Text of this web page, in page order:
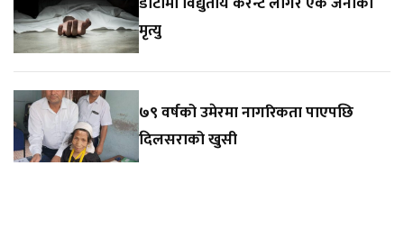
मृत्यु
७९ वर्षको उमेरमा नागरिकता पाएपछि
दिलसराको खुसी